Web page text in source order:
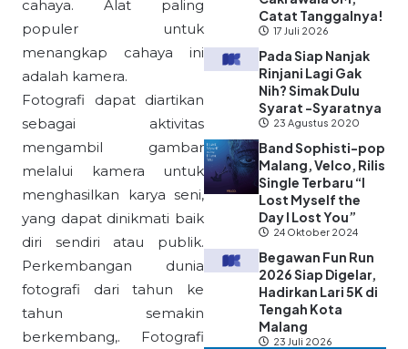
cahaya. Alat paling
populer untuk
menangkap cahaya ini
adalah kamera.
Fotografi dapat diartikan
sebagai aktivitas
mengambil gambar
melalui kamera untuk
menghasilkan karya seni,
yang dapat dinikmati baik
diri sendiri atau publik.
Perkembangan dunia
fotografi dari tahun ke
tahun semakin
berkembang,. Fotografi
Catat Tanggalnya!
17 Juli 2026
Pada Siap Nanjak
Rinjani Lagi Gak
Nih? Simak Dulu
Syarat -Syaratnya
23 Agustus 2020
Band Sophisti-pop
Malang, Velco, Rilis
Single Terbaru “I
Lost Myself the
Day I Lost You”
24 Oktober 2024
Begawan Fun Run
2026 Siap Digelar,
Hadirkan Lari 5K di
Tengah Kota
Malang
23 Juli 2026